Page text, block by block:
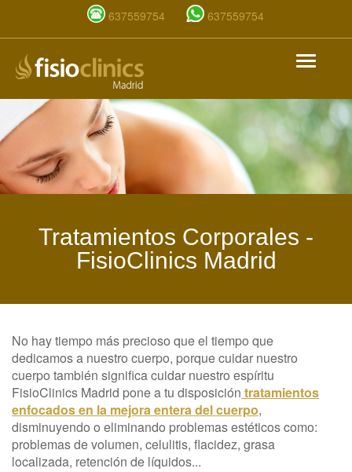
Pasar
contenido
principal
637559754 637559754
Toggle
Tratamientos Corporales -
FisioClinics Madrid
No hay tiempo más precioso que el tiempo que
dedicamos a nuestro cuerpo, porque cuidar nuestro
cuerpo también significa cuidar nuestro espíritu
FisioClinics Madrid pone a tu disposición tratamientos
enfocados en la mejora entera del cuerpo,
disminuyendo o eliminando problemas estéticos como:
problemas de volumen, celulitis, flacidez, grasa
localizada, retención de líquidos...